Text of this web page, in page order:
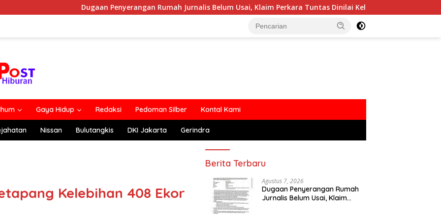
Dugaan Penyerangan Rumah Jurnalis Belum Usai, Klaim Perkara Tuntas Dinilai Keliru Polemik MBG Dengan
Gaya Hidup Redaksi Pedoman Silber Kontal Kami
Nissan Bulutangkis DKI Jakarta Gerindra
Kelebihan 408 Ekor
Berita Terbaru
Agustus 7, 2026
Dugaan Penyerangan Rumah
Jurnalis Belum Usai, Klaim